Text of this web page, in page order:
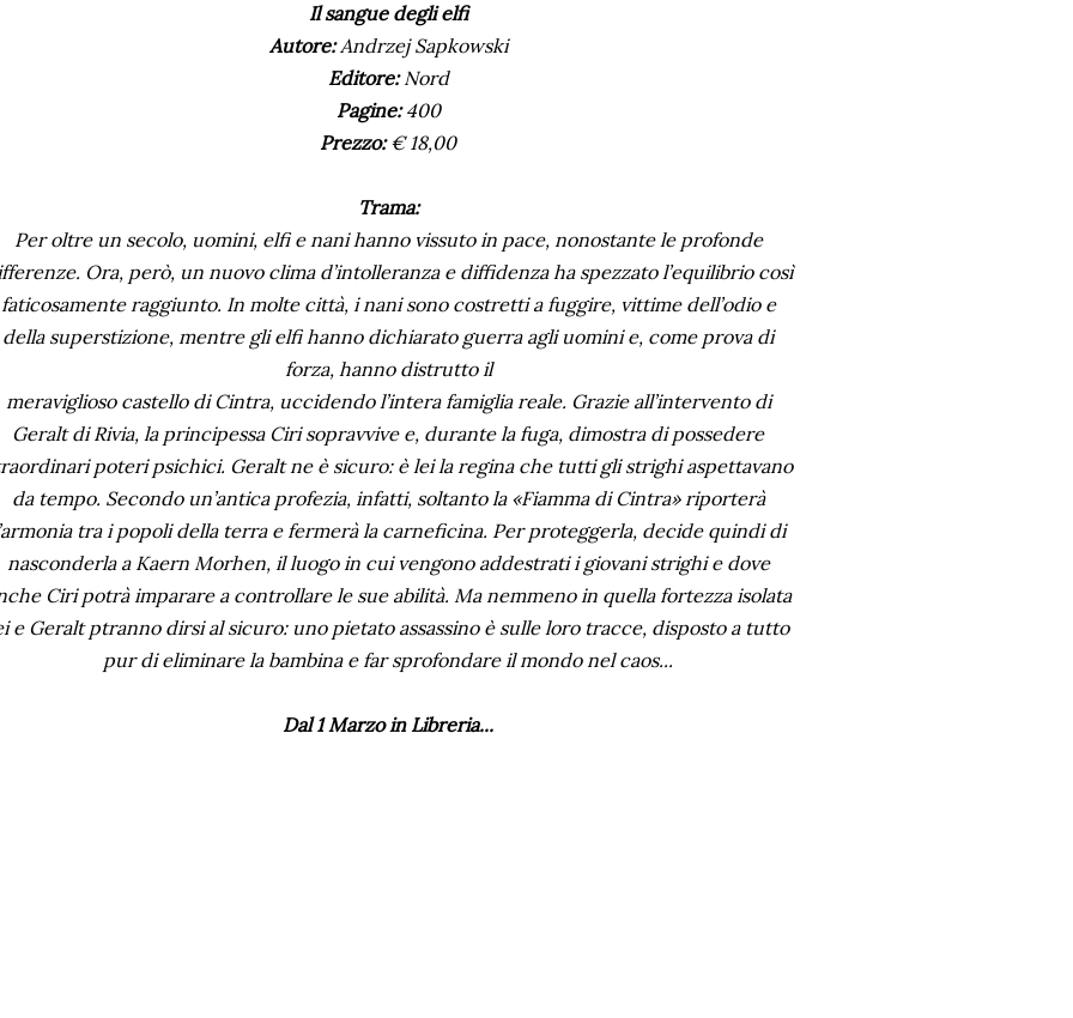
Il sangue degli elfi
Autore:Andrzej Sapkowski
Editore:Nord
Pagine:400
Prezzo:€ 18,00
Trama:
Per oltre un secolo, uomini, elfi e nani hanno vissuto in pace, nonostante le profonde
Ora, però, un nuovo clima d’intolleranza e diffidenza ha spezzato l’equilibrio così
faticosamente raggiunto. In molte città, i nani sono costretti a fuggire, vittime dell’odio e
della superstizione, mentre gli elfi hanno dichiarato guerra agli uomini e, come prova di
forza, hanno distrutto il
meraviglioso castello di Cintra, uccidendo l’intera famiglia reale. Grazie all’intervento di
Geralt di Rivia, la principessa Ciri sopravvive e, durante la fuga, dimostra di possedere
poteri psichici. Geralt ne è sicuro: è lei la regina che tutti gli strighi aspettavano
da tempo. Secondo un’antica profezia, infatti, soltanto la «Fiamma di Cintra» riporterà
tra i popoli della terra e fermerà la carneficina. Per proteggerla, decide quindi di
nasconderla a Kaern Morhen, il luogo in cui vengono addestrati i giovani strighi e dove
Ciri potrà imparare a controllare le sue abilità. Ma nemmeno in quella fortezza isolata
e Geralt ptranno dirsi al sicuro: uno pietato assassino è sulle loro tracce, disposto a tutto
pur di eliminare la bambina e far sprofondare il mondo nel caos...
Dal 1 Marzo in Libreria...